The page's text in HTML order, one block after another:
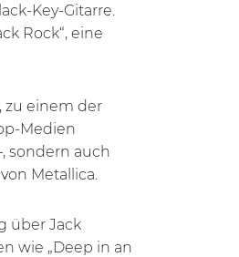
Key-Gitarre.
Rock“, eine
zu einem der
Medien
sondern auch
Metallica.
über Jack
wie „Deep in an